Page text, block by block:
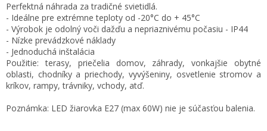
Perfektná náhrada za tradičné svietidlá.
- Ideálne pre extrémne teploty od -20°C do + 45°C
- Výrobok je odolný voči dažďu a nepriaznivému počasiu - IP44
- Nízke prevádzkové náklady
- Jednoduchá inštalácia
Použitie: terasy, priečelia domov, záhrady, vonkajšie obytné
oblasti, chodníky a priechody, vyvýšeniny, osvetlenie stromov a
kríkov, rampy, trávniky, vchody, atď.
Poznámka: LED žiarovka E27 (max 60W) nie je súčasťou balenia.